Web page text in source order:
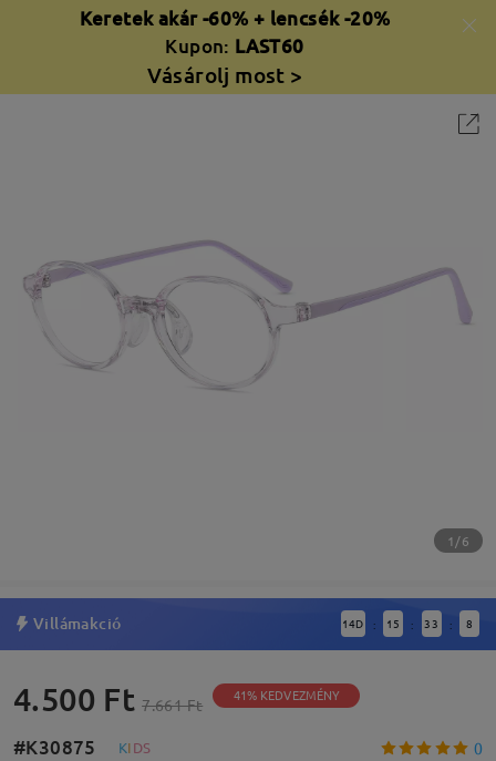
Keretek akár -60% + lencsék -20%
Kupon: LAST60
Vásárolj most >
1/6
Villámakció 14D : 15 : 33 : 7
4.500 Ft 7.661 Ft 41% KEDVEZMÉNY
#K30875 KIDS 0